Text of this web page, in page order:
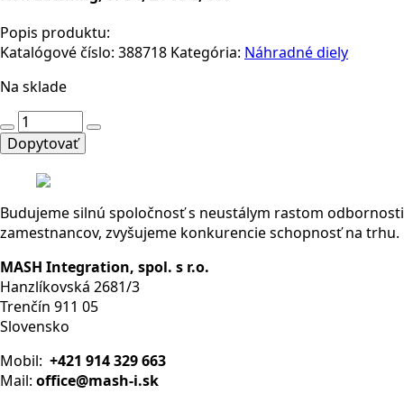
Popis produktu:
Katalógové číslo: 388718 Kategória: Náhradné diely
Na sklade
množstvo
2961105
-
General
Relay,
REL-
MR
Series,
Power,
Non
Latching,
SPDT,
24
Dopytovať
Budujeme silnú spoločnosť s neustálym rastom odbornosti
zamestnancov, zvyšujeme konkurencie schopnosť na trhu.
MASH Integration, spol. s r.o.
Hanzlíkovská 2681/3
Trenčín 911 05
Slovensko
Mobil: +421 914 329 663
Mail: office@mash-i.sk